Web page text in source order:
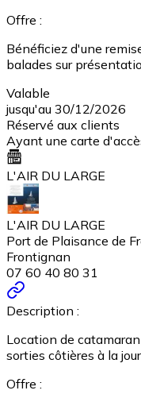
Offre :
Bénéficiez d'une
balades sur
Valable
jusqu'au 30/12/2026
Réservé aux clients
Ayant une carte
L'AIR DU LARGE
L'AIR DU LARGE
Port de Plaisance de
Frontignan
07 60 40 80 31
Description :
Location de
sorties côtières à la
Offre :